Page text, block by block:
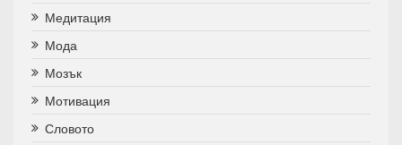
Медитация
Мода
Мозък
Мотивация
Словото